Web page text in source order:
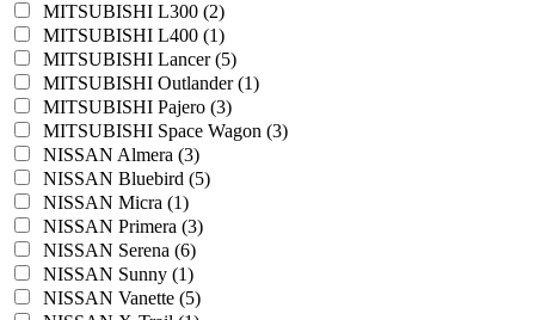
MITSUBISHI L300 (2)
MITSUBISHI L400 (1)
MITSUBISHI Lancer (5)
MITSUBISHI Outlander (1)
MITSUBISHI Pajero (3)
MITSUBISHI Space Wagon (3)
NISSAN Almera (3)
NISSAN Bluebird (5)
NISSAN Micra (1)
NISSAN Primera (3)
NISSAN Serena (6)
NISSAN Sunny (1)
NISSAN Vanette (5)